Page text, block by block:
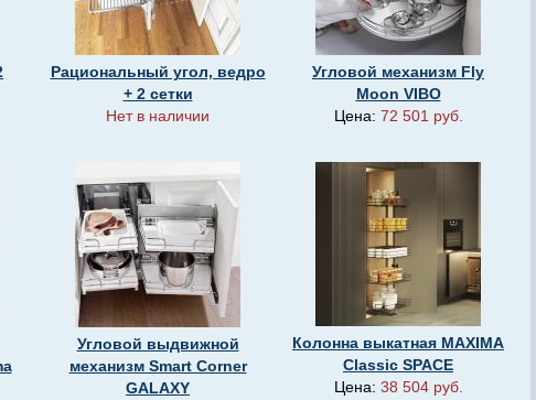
Рациональный угол, ведро
+ 2 сетки
Нет в наличии
Угловой механизм Fly
Moon VIBO
Цена: 72 501 руб.
Угловой выдвижной
механизм Smart Corner
GALAXY
Колонна выкатная MAXIMA
Classic SPACE
Цена: 38 504 руб.